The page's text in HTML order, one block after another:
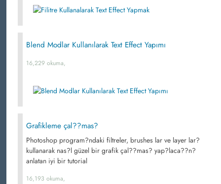
Blend Modlar Kullanılarak Text Effect Yapımı
16,229 okuma,
Grafikleme çal??mas?
Photoshop program?ndaki filtreler, brushes lar ve layer lar?
kullanarak nas?l güzel bir grafik çal??mas? yap?laca??n?
anlatan iyi bir tutorial
16,193 okuma,